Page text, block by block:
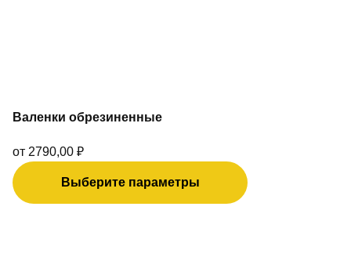
Валенки обрезиненные
от 2790,00 ₽
Выберите параметры